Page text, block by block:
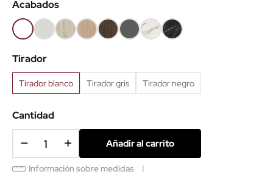
Acabados
Blanco
68
Gris
61
Haya
52
Roble
60
Castaño
53
Gris
grafito
Mármol
blanco
Mármol
negro
Tirador
Tirador blanco Tirador gris Tirador negro
Cantidad
Añadir al carrito
Información sobre medidas